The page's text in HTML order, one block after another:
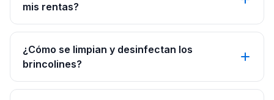
mis rentas?
¿Cómo se limpian y desinfectan los
brincolines?